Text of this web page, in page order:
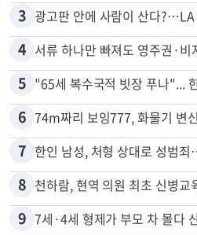
2 드라이브스루서 시작된 총격…
3 광고판 안에 사람이 산다
4
5
6
7
8